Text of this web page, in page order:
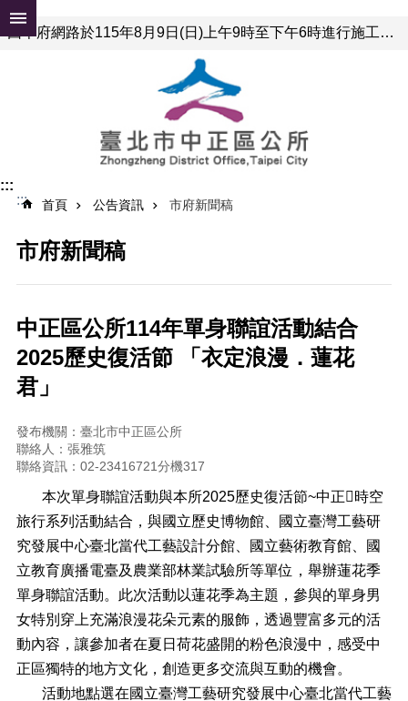
跳到主要內容區塊
因本府網路於115年8月9日(日)上午9時至下午6時進行施工，屆時可能有網路瞬斷之情形，若有網站或服務卡住情形，請重新連線即可排除，造成不便，敬請見諒。
資
便
民
務
認
識
中
機
關
鄰
里
資
訊
政
府
資
:::
:::
首頁 公告資訊 市府新聞稿
市府新聞稿
中正區公所114年單身聯誼活動結合
2025歷史復活節 「衣定浪漫．蓮花
君」
發布機關：臺北市中正區公所
聯絡人：張雅筑
聯絡資訊：02-23416721分機317
本次單身聯誼活動與本所2025歷史復活節~中正時空
旅行系列活動結合，與國立歷史博物館、國立臺灣工藝研
究發展中心臺北當代工藝設計分館、國立藝術教育館、國
立教育廣播電臺及農業部林業試驗所等單位，舉辦蓮花季
單身聯誼活動。此次活動以蓮花季為主題，參與的單身男
女特別穿上充滿浪漫花朵元素的服飾，透過豐富多元的活
動內容，讓參加者在夏日荷花盛開的粉色浪漫中，感受中
正區獨特的地方文化，創造更多交流與互動的機會。
活動地點選在國立臺灣工藝研究發展中心臺北當代工藝